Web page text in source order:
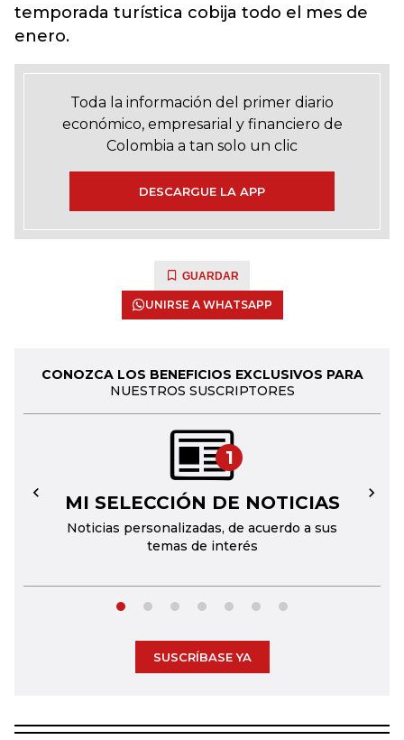
temporada turística cobija todo el mes de
enero.
Toda la información del primer diario
económico, empresarial y financiero de
Colombia a tan solo un clic
DESCARGUE LA APP
GUARDAR
UNIRSE A WHATSAPP
CONOZCA LOS BENEFICIOS EXCLUSIVOS PARA
NUESTROS SUSCRIPTORES
1
MI SELECCIÓN DE NOTICIAS
Noticias personalizadas, de acuerdo a sus
temas de interés
← →
SUSCRÍBASE YA